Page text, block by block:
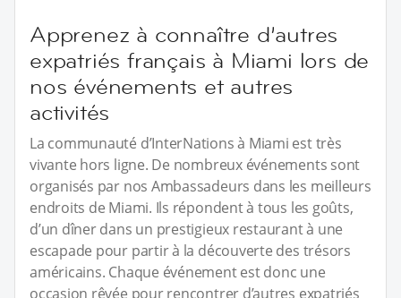
Apprenez à connaître d’autres
expatriés français à Miami lors de
nos événements et autres
activités
La communauté d’InterNations à Miami est très
vivante hors ligne. De nombreux événements sont
organisés par nos Ambassadeurs dans les meilleurs
endroits de Miami. Ils répondent à tous les goûts,
d’un dîner dans un prestigieux restaurant à une
escapade pour partir à la découverte des trésors
américains. Chaque événement est donc une
occasion rêvée pour rencontrer d’autres expatriés